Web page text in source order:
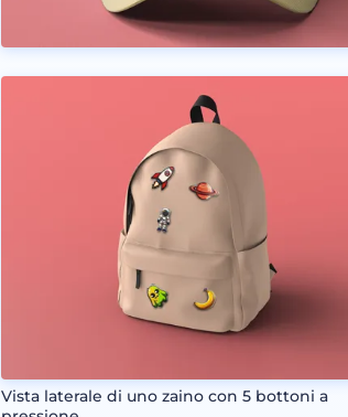
Vista laterale di uno zaino con 5 bottoni a